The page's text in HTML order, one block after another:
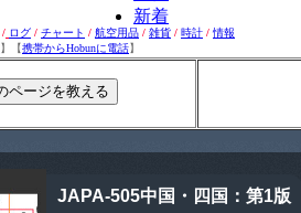
/ ログ / チャート / 航空用品 / 雑貨 / 時計 / 情報
】【携帯からHobunに電話】